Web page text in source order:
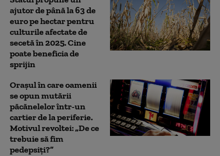
ajutor de până la 63 de
euro pe hectar pentru
culturile afectate de
secetă în 2025. Cine
poate beneficia de
sprijin
Orașul în care oamenii
se opun mutării
păcănelelor într-un
cartier de la periferie.
Motivul revoltei: „De ce
trebuie să fim
pedepsiți?”